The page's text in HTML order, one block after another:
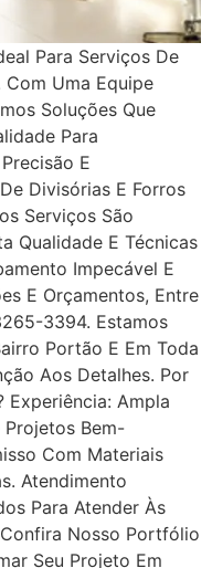
Para Serviços De
Uma Equipe
Soluções Que
Para
E
Divisórias E Forros
Serviços São
Qualidade E Técnicas
Impecável E
E Orçamentos, Entre
3394. Estamos
Portão E Em Toda
Aos Detalhes. Por
Experiência: Ampla
Projetos Bem-
Com Materiais
Atendimento
Para Atender Às
Nosso Portfólio
Seu Projeto Em